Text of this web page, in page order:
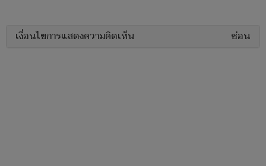
เงื่อนไขการแสดงความคิดเห็น ซ่อน